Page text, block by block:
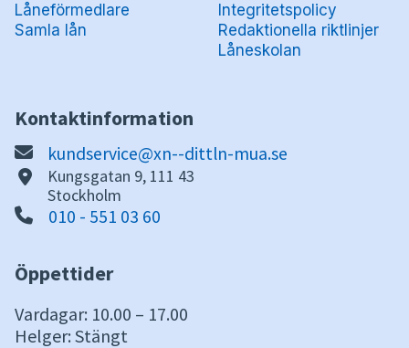
Låneförmedlare
Samla lån
Integritetspolicy
Redaktionella riktlinjer
Låneskolan
Kontaktinformation
kundservice@xn--dittln-mua.se
Kungsgatan 9, 111 43
Stockholm
010 - 551 03 60
Öppettider
Vardagar: 10.00 – 17.00
Helger: Stängt